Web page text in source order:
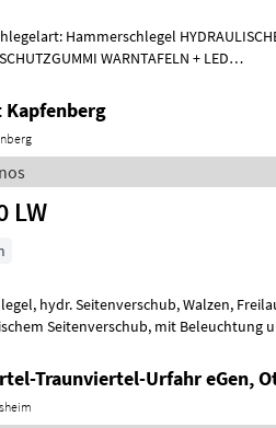
Hammerschlegel
WARNTAFELN + LED
Kapfenberg
LW
hydr. Seitenverschub, Walzen,
Seitenverschub, mit Beleuchtung
Traunviertel-Urfahr eGen,